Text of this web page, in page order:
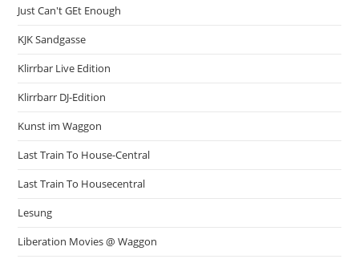
Just Can't GEt Enough
KJK Sandgasse
Klirrbar Live Edition
Klirrbarr DJ-Edition
Kunst im Waggon
Last Train To House-Central
Last Train To Housecentral
Lesung
Liberation Movies @ Waggon